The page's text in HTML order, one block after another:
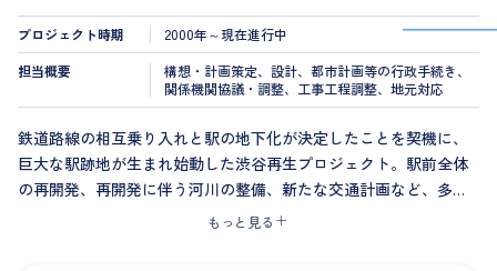
プロジェクト時期
2000年～現在進行中
担当概要
構想・計画策定、設計、都市計画等の行政手続き、
関係機関協議・調整、工事工程調整、地元対応
鉄道路線の相互乗り入れと駅の地下化が決定したことを契機に、
巨大な駅跡地が生まれ始動した渋谷再生プロジェクト。駅前全体
の再開発、再開発に伴う河川の整備、新たな交通計画など、多様
な知見や専門技術を組み合わせ、地域の人々とコミュニケーショ
もっと見る